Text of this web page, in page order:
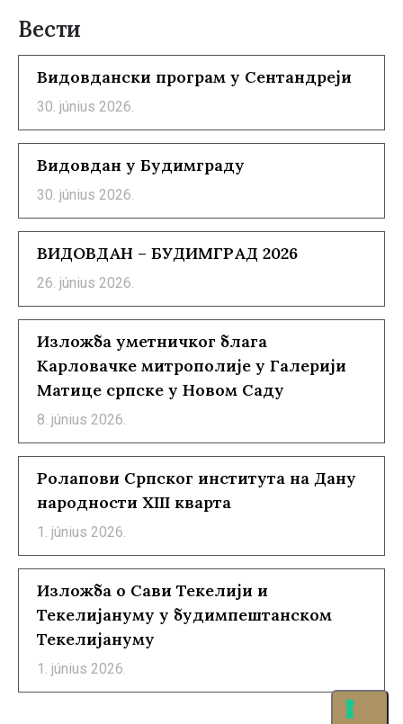
Вести
Видовдански програм у Сентандреји
30. június 2026.
Видовдан у Будимграду
30. június 2026.
ВИДОВДАН – БУДИМГРАД 2026
26. június 2026.
Изложба уметничког блага
Карловачке митрополије у Галерији
Матице српске у Новом Саду
8. június 2026.
Ролапови Српског института на Дану
народности XIII кварта
1. június 2026.
Изложба о Сави Текелији и
Текелијануму у будимпештанском
Текелијануму
1. június 2026.